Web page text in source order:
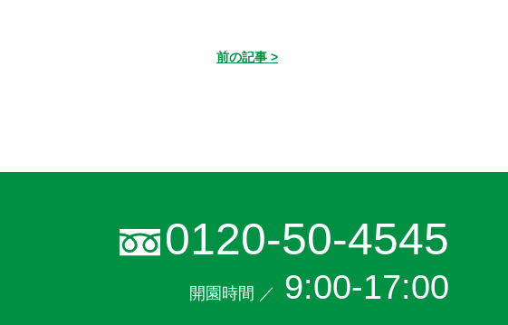
前の記事 >
0120-50-4545
開園時間 ／ 9:00-17:00